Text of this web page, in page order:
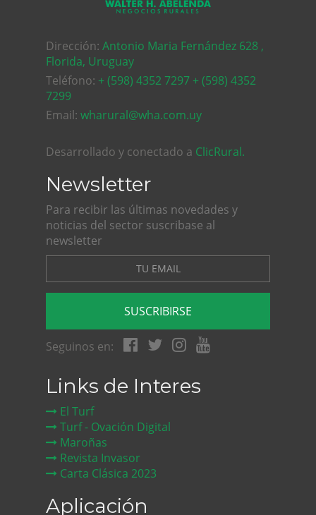
Dirección: Antonio Maria Fernández 628 ,
Florida, Uruguay
Teléfono: + (598) 4352 7297 + (598) 4352
7299
Email: wharural@wha.com.uy
Desarrollado y conectado a ClicRural.
Newsletter
Para recibir las últimas novedades y
noticias del sector suscribase al
newsletter
SUSCRIBIRSE
Seguinos en:
Links de Interes
El Turf
Turf - Ovación Digital
Maroñas
Revista Invasor
Carta Clásica 2023
Aplicación